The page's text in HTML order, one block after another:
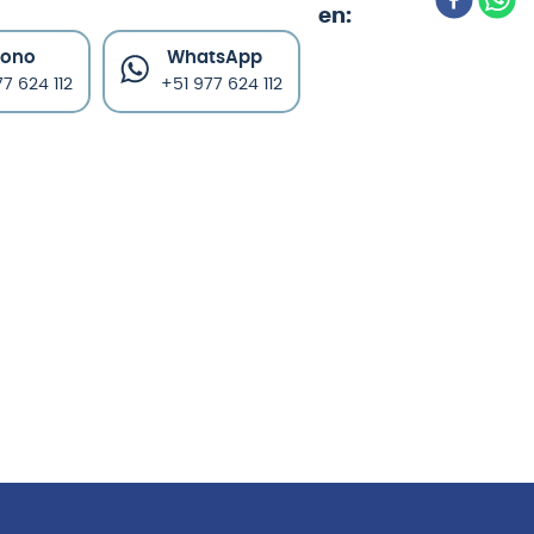
624 112
WhatsApp
+51 977 624 112